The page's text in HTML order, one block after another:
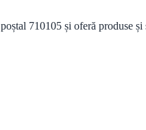
710105 și oferă produse